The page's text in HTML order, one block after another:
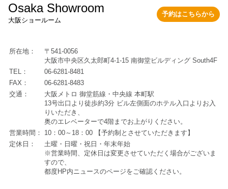
Osaka Showroom
大阪ショールーム
予約はこちらから
所在地：
〒541-0056
大阪市中央区久太郎町4-1-15 南御堂ビルディング South4F
TEL：
06-6281-8481
FAX：
06-6281-8483
交通：
大阪メトロ 御堂筋線・中央線 本町駅
13号出口より徒歩約3分 ビル左側面のホテル入口よりお入
りいただき、
奥のエレベーターで4階までお上がりください。
営業時間：
10：00～18：00 【予約制とさせていただきます】
定休日：
土曜・日曜・祝日・年末年始
※営業時間、定休日は変更させていただく場合がございま
すので、
都度HP内ニュースのページをご確認ください。